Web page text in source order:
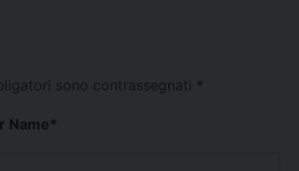
sono contrassegnati *
Name*